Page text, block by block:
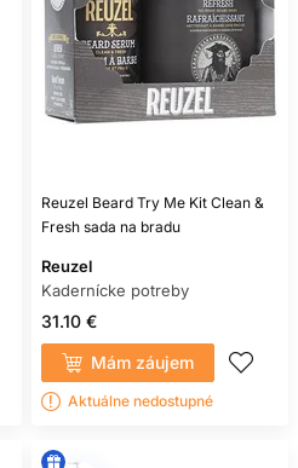
Reuzel Beard Try Me Kit Clean &
Fresh sada na bradu
Reuzel
Kadernícke potreby
31.10 €
Mám záujem
Aktuálne nedostupné